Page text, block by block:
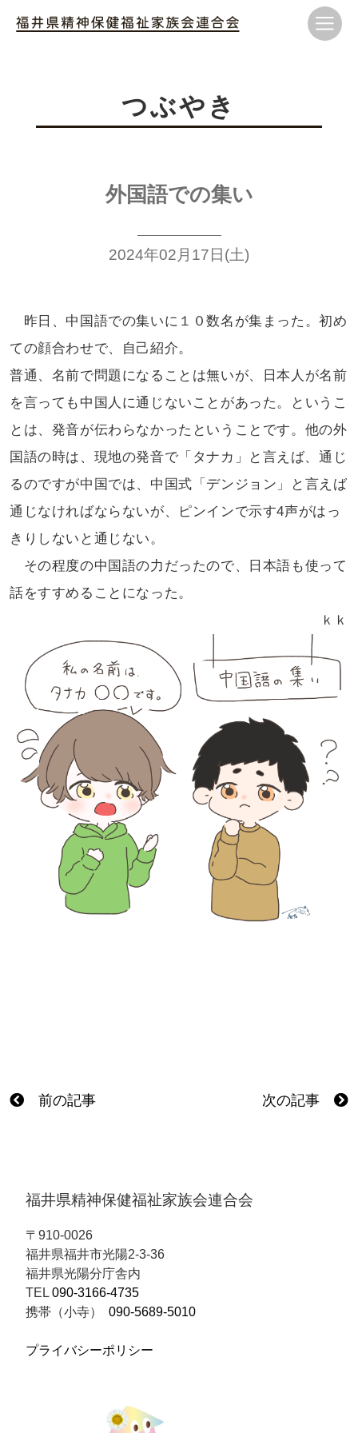
つぶやき
外国語での集い
2024年02月17日(土)
昨日、中国語での集いに１０数名が集まった。初め
ての顔合わせで、自己紹介。
普通、名前で問題になることは無いが、
日本人が名前
を言っても中国人に通じないことがあった。というこ
とは、発音が伝わらなかった ということです。他の外
国語の時は、現地の発音で「タナカ」と言えば、通じ
るのですが中国では、中国式「デンジョン」と言えば
通じなければならないが、ピンインで示す4声がはっ
きりしないと通じない。
その程度の中国語の力だったので、
日本語も使って
話をすすめることになった。
ｋｋ
前の記事 次の記事
福井県精神保健福祉家族会連合会
〒910-0026
福井県福井市光陽2-3-36
福井県光陽分庁舎内
TEL 090-3166-4735
携帯（小寺） 090-5689-5010
プライバシーポリシー